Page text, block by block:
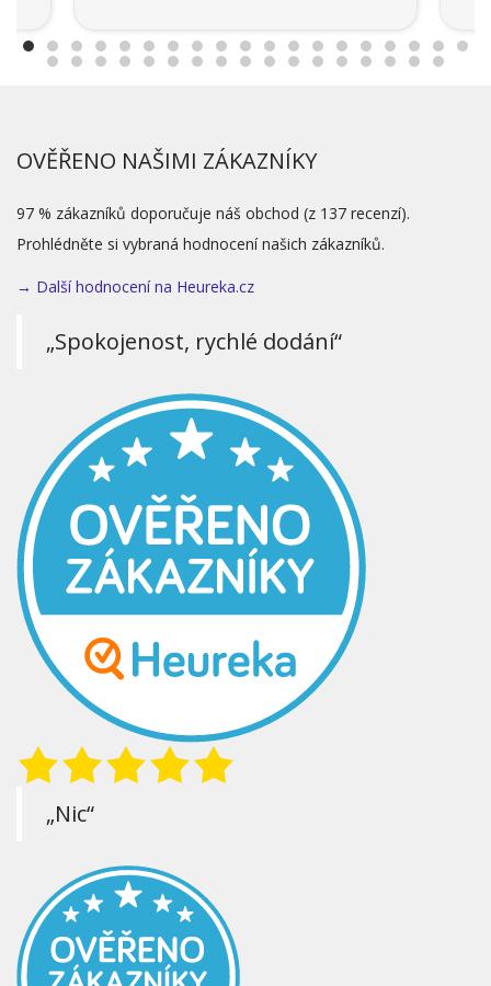
OVĚŘENO NAŠIMI ZÁKAZNÍKY
97 % zákazníků doporučuje náš obchod (z 137 recenzí).
Prohlédněte si vybraná hodnocení našich zákazníků.
→ Další hodnocení na Heureka.cz
„Spokojenost, rychlé dodání“
„Nic“